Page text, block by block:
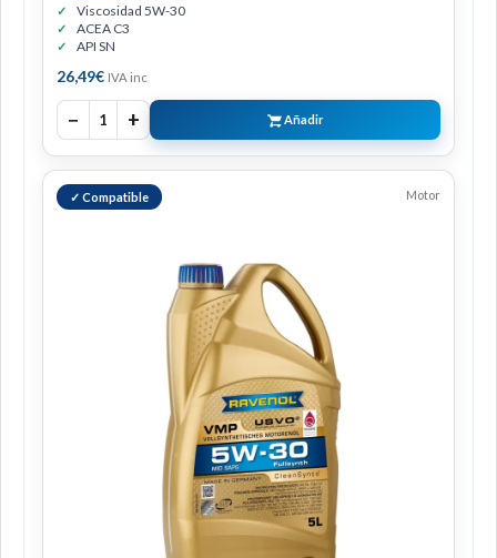
Viscosidad 5W-30
ACEA C3
API SN
26,49€ IVA inc
− 1 + Añadir
✓ Compatible Motor